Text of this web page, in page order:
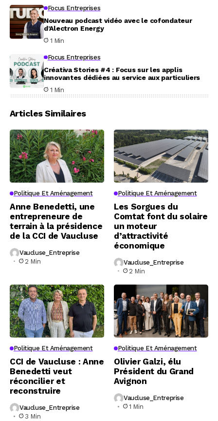
Focus Entreprises
Nouveau podcast vidéo avec le cofondateur
d’Alectron Energy
1 Min
Focus Entreprises
Créativa Stories #4 : Focus sur les applis
innovantes dédiées au service aux particuliers
1 Min
Articles Similaires
Politique Et Aménagement
Anne Benedetti, une
entrepreneure de
terrain à la présidence
de la CCI de Vaucluse
Vaucluse_Entreprise
2 Min
Politique Et Aménagement
Les Sorgues du
Comtat font du solaire
un moteur
d’attractivité
économique
Vaucluse_Entreprise
2 Min
Politique Et Aménagement
CCI de Vaucluse : Anne
Benedetti veut
réconcilier et
reconstruire
Vaucluse_Entreprise
3 Min
Politique Et Aménagement
Olivier Galzi, élu
Président du Grand
Avignon
Vaucluse_Entreprise
1 Min